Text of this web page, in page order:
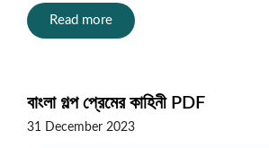
Read more
বাংলা গল্প প্রেমের কাহিনী PDF
31 December 2023